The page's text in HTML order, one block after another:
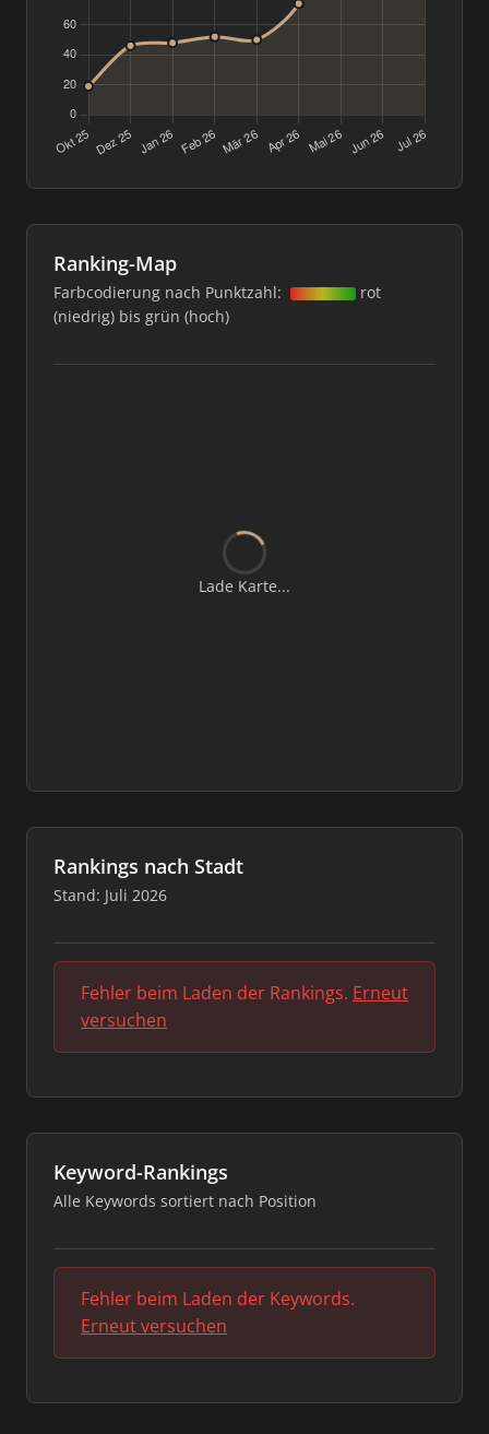
Ranking-Map
Farbcodierung nach Punktzahl:
rot
(niedrig) bis grün (hoch)
Lade Karte...
Rankings nach Stadt
Stand: Juli 2026
Fehler beim Laden der Rankings. Erneut
versuchen
Keyword-Rankings
Alle Keywords sortiert nach Position
Fehler beim Laden der Keywords.
Erneut versuchen